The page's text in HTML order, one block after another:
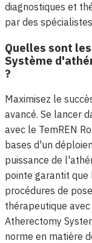
diagnostiques et
par des
Quelles sont
Système
?
Maximisez le
avancé. Se lancer
avec le TemREN
bases d'un
puissance de
pointe garantit
procédures de
thérapeutique
Atherectomy
norme en matière